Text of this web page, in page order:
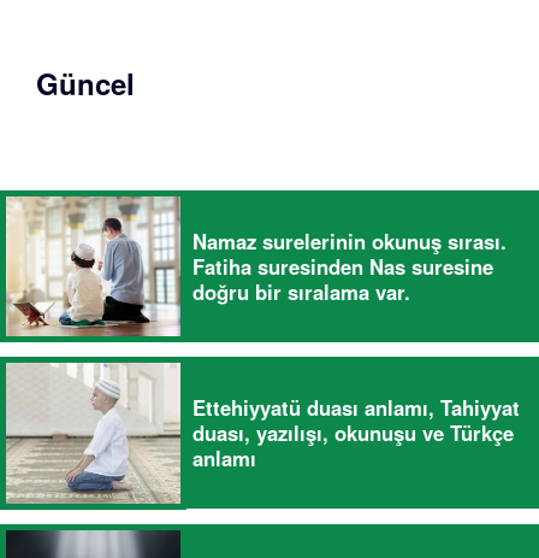
Güncel
Namaz surelerinin okunuş sırası.
Fatiha suresinden Nas suresine
doğru bir sıralama var.
Ettehiyyatü duası anlamı, Tahiyyat
duası, yazılışı, okunuşu ve Türkçe
anlamı